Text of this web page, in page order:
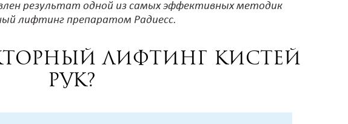
результат одной из самых эффективных методик
лифтинг препаратом Радиесс.
лифтинг кистей
рук?